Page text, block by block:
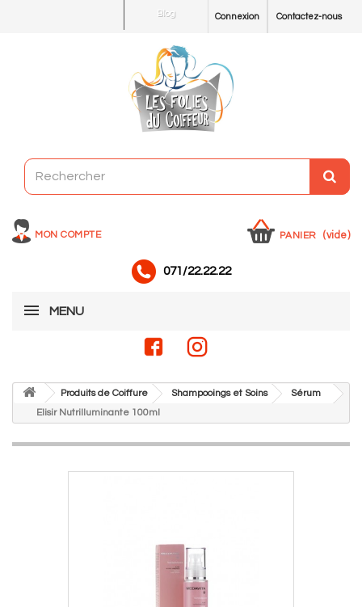
Contactez-nous
Connexion
Blog
MON COMPTE PANIER (vide)
071/22.22.22
MENU
Produits de Coiffure Shampooings et Soins
Sérum
Elisir Nutrilluminante 100ml